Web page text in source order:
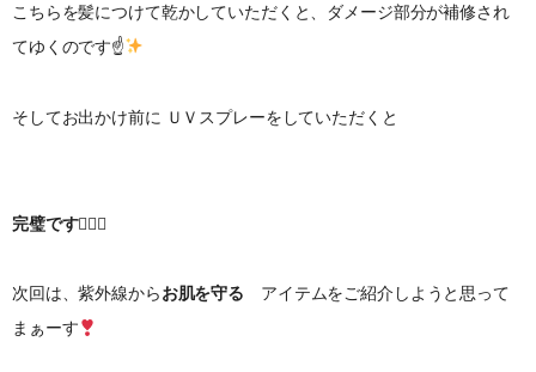
こちらを髪につけて乾かしていただくと、ダメージ部分が補修され
てゆくのです☝
そしてお出かけ前に ＵＶスプレーをしていただくと
完璧です
次回は、紫外線からお肌を守る アイテムをご紹介しようと思って
まぁーす